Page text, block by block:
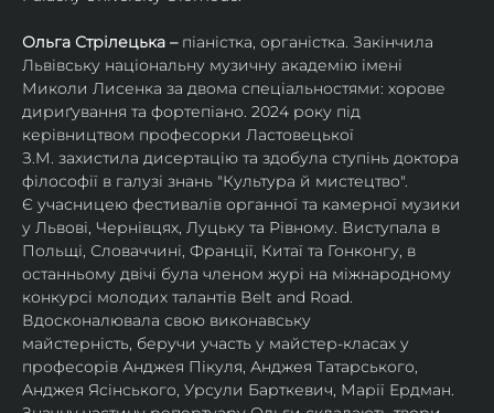
Ольга Стрілецька – піаністка, органістка. Закінчила
Львівську національну музичну академію імені
Миколи Лисенка за двома спеціальностями: хорове
дириґування та фортепіано. 2024 року під
керівництвом професорки Ластовецької
З.М. захистила дисертацію та здобула ступінь доктора
філософії в галузі знань "Культура й мистецтво".
Є учасницею фестивалів органної та камерної музики
у Львові, Чернівцях, Луцьку та Рівному. Виступала в
Польщі, Словаччині, Франції, Китаї та Гонконгу, в
останньому двічі була членом журі на міжнародному
конкурсі молодих талантів Belt and Road.
Вдосконалювала свою виконавську
майстерність, беручи участь у майстер-класах у
професорів Анджея Пікуля, Анджея Татарського,
Анджея Ясінського, Урсули Барткевич, Марії Ердман.